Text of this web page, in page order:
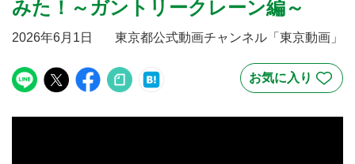
みた！～ガントリークレーン編～
2026年6月1日 東京都公式動画チャンネル「東京動画」